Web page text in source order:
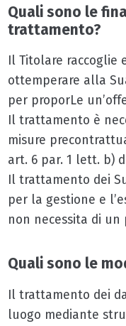
Quali sono le
trattamento?
Il Titolare
ottemperare alla
per proporLe
Il trattamento è
misure
art. 6 par. 1 lett. b)
Il trattamento dei
per la gestione e
non necessita di un
Quali sono le
Il trattamento dei
luogo mediante